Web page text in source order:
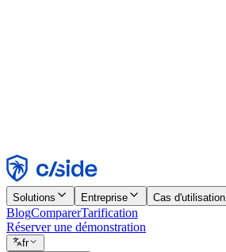
Rejeter
Solutions Entreprise Cas d'utilisation
BlogComparerTarification
Réserver une démonstration
fr